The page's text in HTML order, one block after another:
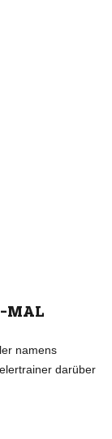
MAL
namens
darüber